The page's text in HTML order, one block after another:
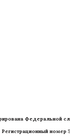
Регистрационный номер